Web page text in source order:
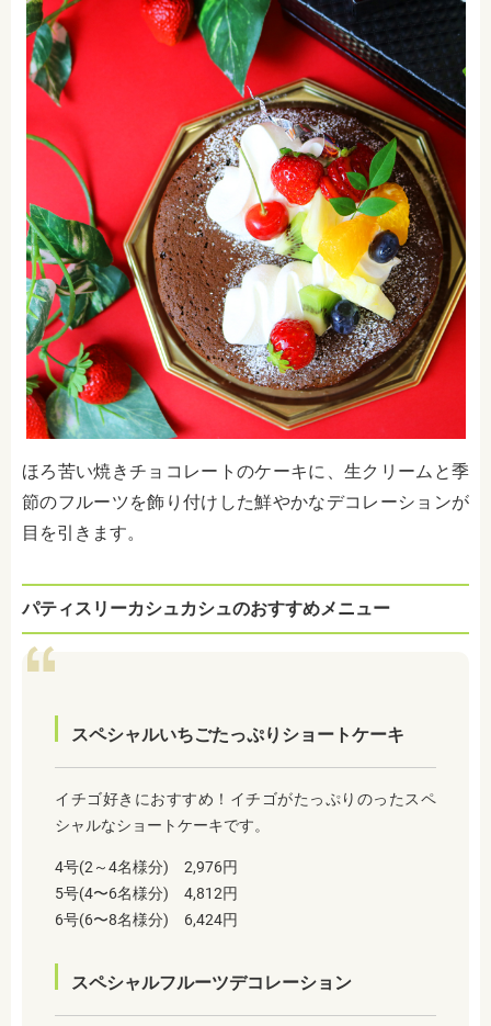
ほろ苦い焼きチョコレートのケーキに、生クリームと季
節のフルーツを飾り付けした鮮やかなデコレーションが
目を引きます。
パティスリーカシュカシュのおすすめメニュー
スペシャルいちごたっぷりショートケーキ
イチゴ好きにおすすめ！イチゴがたっぷりのったスペ
シャルなショートケーキです。
4号(2～4名様分) 2,976円
5号(4〜6名様分) 4,812円
6号(6〜8名様分) 6,424円
スペシャルフルーツデコレーション